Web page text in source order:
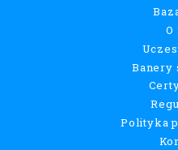
O
Banery
Polityka